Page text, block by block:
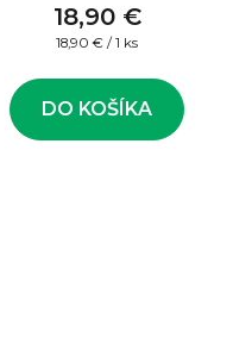
18,90 €
Jednotková
18,90 € / 1 ks
DO KOŠÍKA